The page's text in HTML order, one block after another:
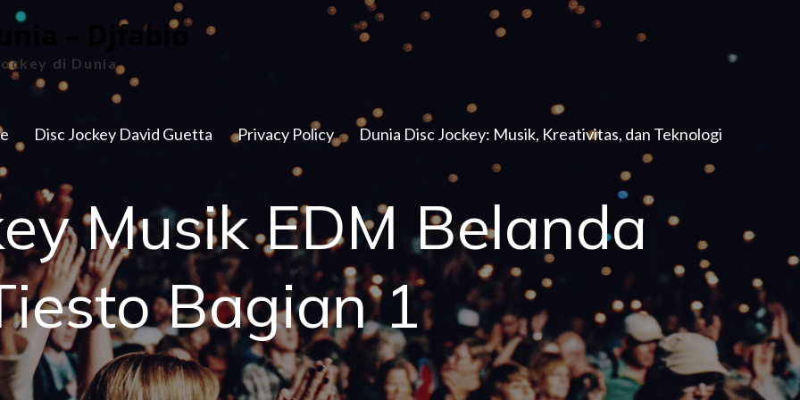
– Djfabio
di Dunia
Disc Jockey David Guetta Privacy Policy Dunia Disc Jockey: Musik, Kreativitas, dan Teknologi
Musik EDM Belanda
Bagian 1